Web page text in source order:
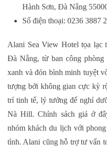
Hành Sơn, Đà Nẵng
Số điện thoại: 0236 3887
Alani Sea View Hotel tọa lạc
Đà Nẵng, từ ban công phòng
xanh và đón bình minh tuyệt
tượng bởi không gian cực kỳ
trí tinh tế, lý tưởng để nghỉ
Nà Hill. Chính sách giá ở
nhóm khách du lịch với
tình. Alani cũng hỗ trợ tư vấn